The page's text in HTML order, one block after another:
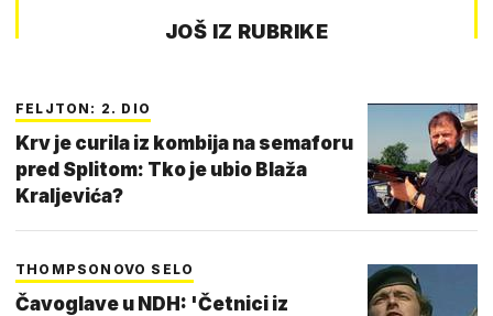
JOŠ IZ RUBRIKE
FELJTON: 2. DIO
Krv je curila iz kombija na semaforu
pred Splitom: Tko je ubio Blaža
Kraljevića?
THOMPSONOVO SELO
Čavoglave u NDH: 'Četnici iz